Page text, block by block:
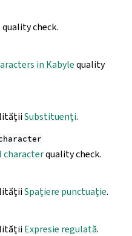
quality check.
in Kabylequality
Substituenți.
quality check.
Spațiere punctuație.
Expresie regulată.